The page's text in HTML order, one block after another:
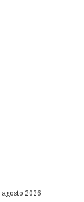
agosto 2026